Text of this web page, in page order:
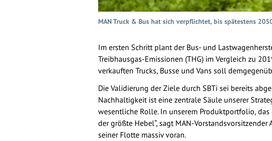
MAN Truck & Bus hat sich verpflichtet, bis spätestens
Im ersten Schritt plant der Bus- und
Treibhausgas-Emissionen (THG) im Vergleich zu
verkauften Trucks, Busse und Vans soll
Die Validierung der Ziele durch SBTi sei bereits
Nachhaltigkeit ist eine zentrale Säule unserer
wesentliche Rolle. In unserem Produktportfolio,
der größte Hebel“, sagt MAN-
seiner Flotte massiv voran.